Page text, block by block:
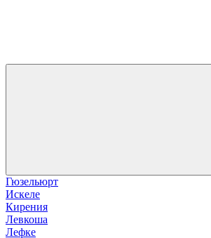
Гюзельюрт
Искеле
Кирения
Левкоша
Лефке